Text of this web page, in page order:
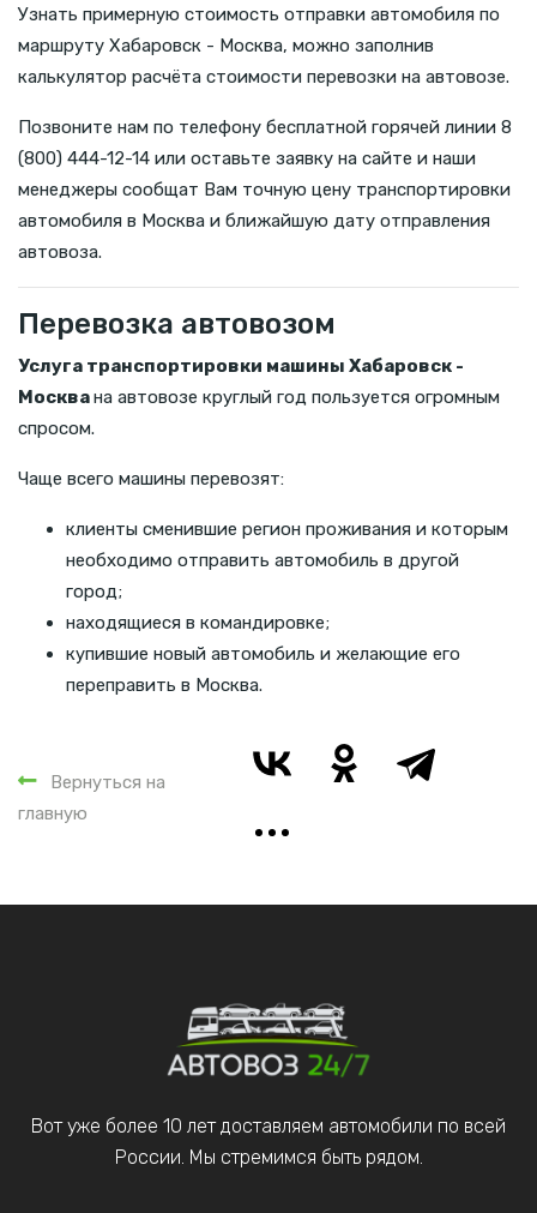
Узнать примерную стоимость отправки автомобиля по
маршруту Хабаровск - Москва, можно заполнив
калькулятор расчёта стоимости перевозки на автовозе.
Позвоните нам по телефону бесплатной горячей линии 8
(800) 444-12-14 или оставьте заявку на сайте и наши
менеджеры сообщат Вам точную цену транспортировки
автомобиля в Москва и ближайшую дату отправления
автовоза.
Перевозка автовозом
Услуга транспортировки машины Хабаровск -
Москвана автовозе круглый год пользуется огромным
спросом.
Чаще всего машины перевозят:
клиенты сменившие регион проживания и которым
необходимо отправить автомобиль в другой
город;
находящиеся в командировке;
купившие новый автомобиль и желающие его
переправить в Москва.
Вернуться на
главную
Вот уже более 10 лет доставляем автомобили по всей
России. Мы стремимся быть рядом.